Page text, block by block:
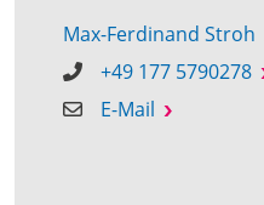
Max-Ferdinand Stroh
+49 177 5790278
E-Mail